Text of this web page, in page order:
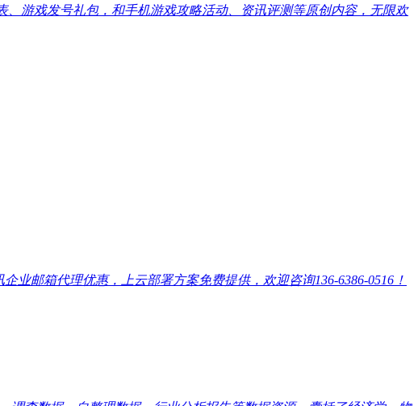
游戏发号礼包，和手机游戏攻略活动、资讯评测等原创内容，无限欢
邮箱代理优惠，上云部署方案免费提供，欢迎咨询136-6386-0516！